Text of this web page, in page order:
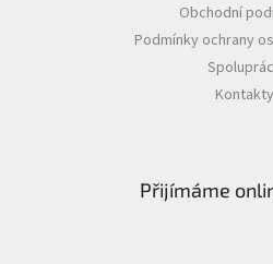
Obchodní
Podmínky ochrany
Kontakty
Přijímáme